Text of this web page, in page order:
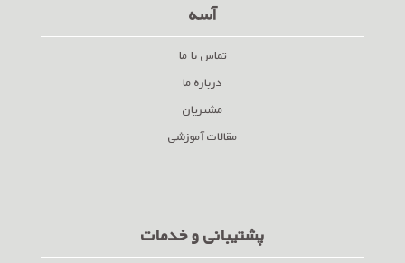
آسه
تماس با ما
درباره ما
مشتریان
مقالات آموزشی
پشتیبانی و خدمات